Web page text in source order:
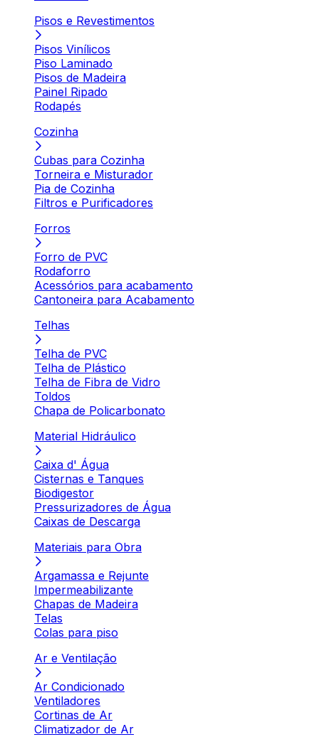
Pisos e Revestimentos
Pisos Vinílicos
Piso Laminado
Pisos de Madeira
Painel Ripado
Rodapés
Cozinha
Cubas para Cozinha
Torneira e Misturador
Pia de Cozinha
Filtros e Purificadores
Forros
Forro de PVC
Rodaforro
Acessórios para acabamento
Cantoneira para Acabamento
Telhas
Telha de PVC
Telha de Plástico
Telha de Fibra de Vidro
Toldos
Chapa de Policarbonato
Material Hidráulico
Caixa d' Água
Cisternas e Tanques
Biodigestor
Pressurizadores de Água
Caixas de Descarga
Materiais para Obra
Argamassa e Rejunte
Impermeabilizante
Chapas de Madeira
Telas
Colas para piso
Ar e Ventilação
Ar Condicionado
Ventiladores
Cortinas de Ar
Climatizador de Ar